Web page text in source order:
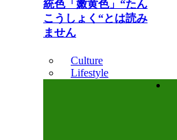
統色「嫩黄色」“たん
こうしょく“とは読み
ません
Culture
Lifestyle